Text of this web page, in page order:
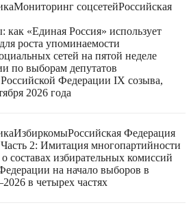
Мониторинг соцсетейРоссийская
как «Единая Россия» использует
роста упоминаемости
сетей на пятой неделе
по выборам депутатов
Федерации IX созыва,
2026 года
ИзбиркомыРоссийская Федерация
Часть 2: Имитация многопартийности
составах избирательных комиссий
на начало выборов в
в четырех частях